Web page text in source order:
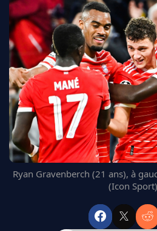
MERCATO
CDM 2026
EDF
PSG
LIGUE 1
REAL MADRID
FC BARCELONE
MANCHESTER UNITED
CHELSEA
ARSENAL
BAYERN
Ryan Gravenberch (21 ans), à
(Icon Sport)